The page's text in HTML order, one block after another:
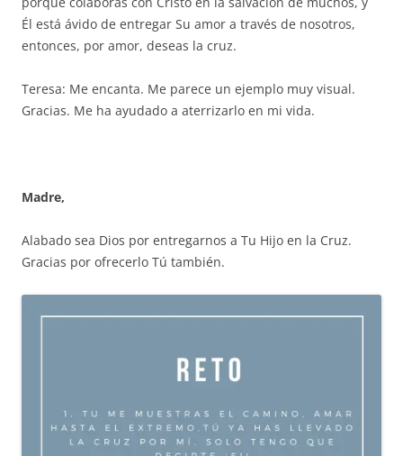
Él está ávido de entregar Su amor a través de nosotros,
entonces, por amor, deseas la cruz.
Teresa: Me encanta. Me parece un ejemplo muy visual.
Gracias. Me ha ayudado a aterrizarlo en mi vida.
Madre,
Alabado sea Dios por entregarnos a Tu Hijo en la Cruz.
Gracias por ofrecerlo Tú también.